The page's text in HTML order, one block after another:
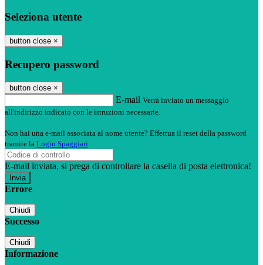
Seleziona utente
button close ×
Recupero password
button close ×
E-mail Verrà inviato un messaggio
all'indirizzo indicato con le istruzioni necessarie.
Non hai una e-mail associata al nome utente? Effettua il reset della password
tramite la Login Spaggiari
E-mail inviata, si prega di controllare la casella di posta elettronica!
Errore
Chiudi
Successo
Chiudi
Informazione